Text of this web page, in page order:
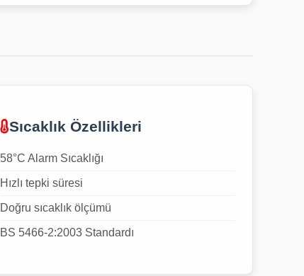
Sıcaklık Özellikleri
58°C Alarm Sıcaklığı
Hızlı tepki süresi
Doğru sıcaklık ölçümü
BS 5466-2:2003 Standardı